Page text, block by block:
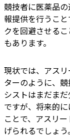
競技者に医薬品
報提供を行うこ
クを回避させる
もあります。
現状では、アス
ターのように、
シストはまだまだ
ですが、将来的
ことで、アスリ
げられるでしょう。